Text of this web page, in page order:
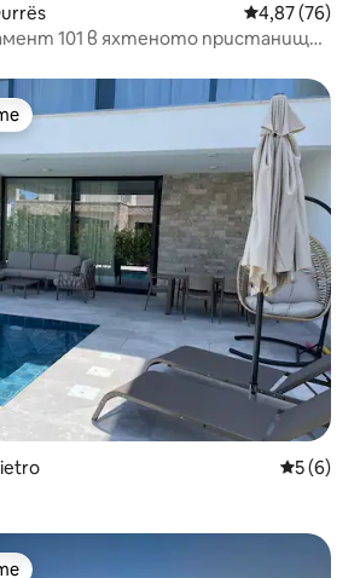
Средна
4,87 (76)
101 в яхтеното пристанище
Средна
5 (6)